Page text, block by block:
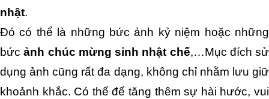
nhật.
Đó có thể là những bức ảnh kỷ niệm hoặc những
bức ảnh chúc mừng sinh nhật chế,…Mục đích sử
dụng ảnh cũng rất đa dạng, không chỉ nhằm lưu giữ
khoảnh khắc. Có thể để tăng thêm sự hài hước, vui